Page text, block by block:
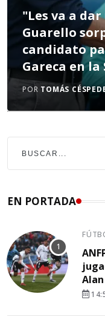
"Les va a
Guarello
candidato
Gareca en la
POR TOMÁS
EN PORTADA